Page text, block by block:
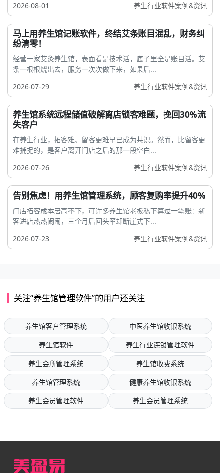
2026-08-01
养生行业软件案例&资讯
马上用养生馆记账软件，终结艾条账目混乱，财务纠
纷清零！
经营一家艾灸养生馆，表面看是技术活，底子里全是账目活。艾
条一根根烧出去，服务一次次做下来，如果后...
2026-07-29
养生行业软件案例&资讯
养生馆系统远程储值破解离店锁客难题，挽回30%流
失客户
在养生行业，拓客难、留客更难早已成为共识。然而，比留客更
难捕捉的，是客户离开门店之后的那一段空白...
2026-07-26
养生行业软件案例&资讯
告别焦虑！用养生馆管理系统，顾客复购率提升40%
门店拓客成本居高不下，可许多养生馆老板私下算过一笔账：新
客进店热热闹闹，三个月后回头率却断崖式下...
2026-07-23
养生行业软件案例&资讯
关注“养生馆管理软件”的用户还关注
养生馆客户管理系统
中医养生馆收银系统
养生馆软件
养生行业连锁管理软件
养生会所管理系统
养生馆收费系统
养生馆管理系统
健康养生馆收银系统
养生会员管理软件
养生会员管理系统